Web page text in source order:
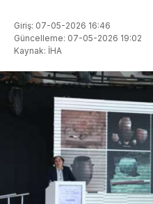
Giriş: 07-05-2026 16:46
Güncelleme: 07-05-2026 19:02
Kaynak: İHA